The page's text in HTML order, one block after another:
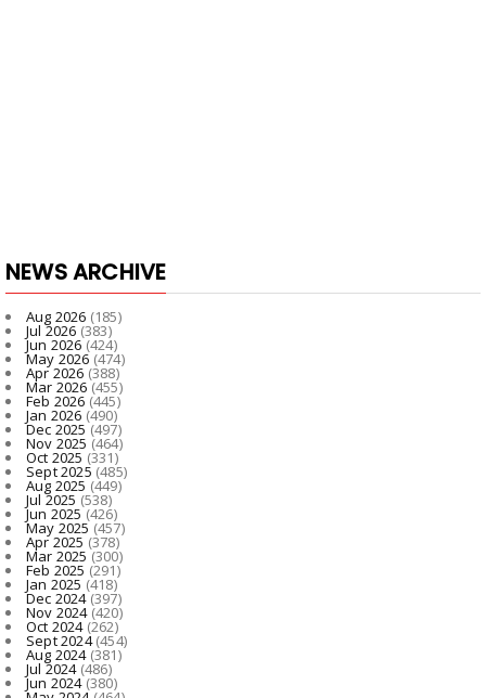
NEWS ARCHIVE
Aug 2026 (185)
Jul 2026 (383)
Jun 2026(424)
May 2026(474)
Apr 2026 (388)
Mar 2026(455)
Feb 2026 (445)
Jan 2026 (490)
Dec 2025(497)
Nov 2025 (464)
Oct 2025 (331)
Sept 2025 (485)
Aug 2025 (449)
Jul 2025 (538)
Jun 2025(426)
May 2025(457)
Apr 2025 (378)
Mar 2025 (300)
Feb 2025 (291)
Jan 2025 (418)
Dec 2024(397)
Nov 2024(420)
Oct 2024(262)
Sept 2024(454)
Aug 2024(381)
Jul 2024(486)
Jun 2024(380)